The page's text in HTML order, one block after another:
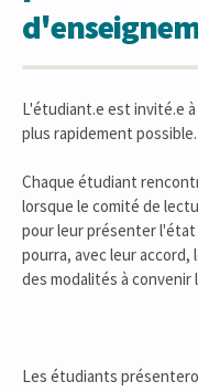
L'étudiant.e est invité.e
plus rapidement possible.
Chaque étudiant
lorsque le comité de
pour leur présenter l'état
pourra, avec leur
des modalités à convenir
Les étudiants